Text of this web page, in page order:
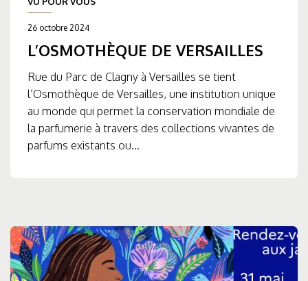
26 octobre 2024
L’OSMOTHÈQUE DE VERSAILLES
Rue du Parc de Clagny à Versailles se tient
l’Osmothèque de Versailles, une institution unique
au monde qui permet la conservation mondiale de
la parfumerie à travers des collections vivantes de
parfums existants ou...